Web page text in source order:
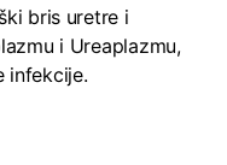
bris uretre i
i Ureaplazmu,
infekcije.